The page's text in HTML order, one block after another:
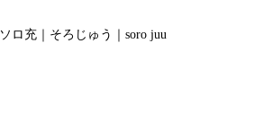
ソロ充｜そろじゅう｜soro juu